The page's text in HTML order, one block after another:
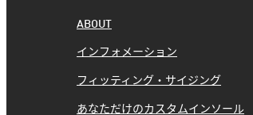
ABOUT
インフォメーション
フィッティング・サイジング
あなただけのカスタムインソール